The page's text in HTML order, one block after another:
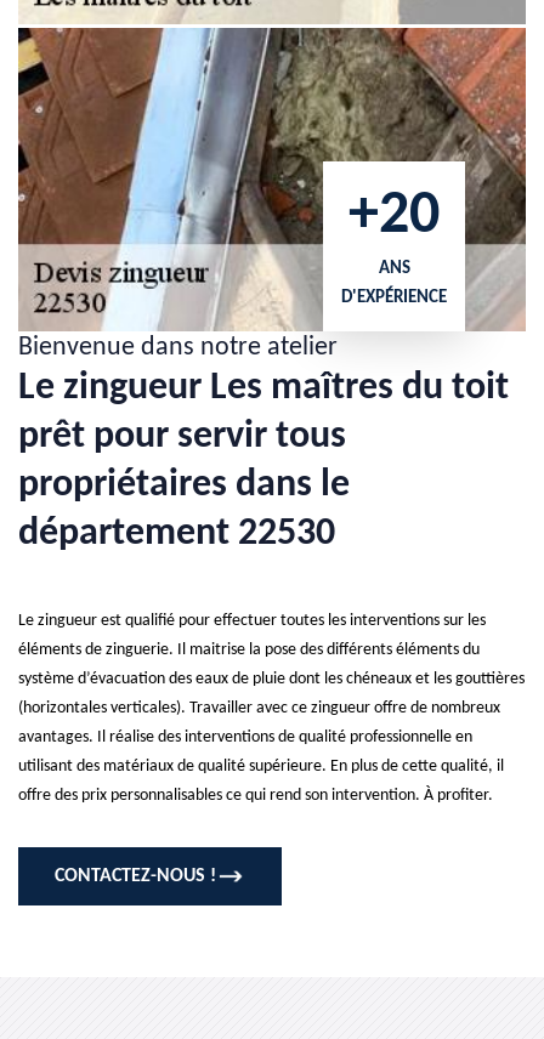
+20
ANS
D'EXPÉRIENCE
Bienvenue dans notre atelier
Le zingueur Les maîtres du toit
prêt pour servir tous
propriétaires dans le
département 22530
Le zingueur est qualifié pour effectuer toutes les interventions sur les
éléments de zinguerie. Il maitrise la pose des différents éléments du
système d’évacuation des eaux de pluie dont les chéneaux et les gouttières
(horizontales verticales). Travailler avec ce zingueur offre de nombreux
avantages. Il réalise des interventions de qualité professionnelle en
utilisant des matériaux de qualité supérieure. En plus de cette qualité, il
offre des prix personnalisables ce qui rend son intervention. À profiter.
CONTACTEZ-NOUS !